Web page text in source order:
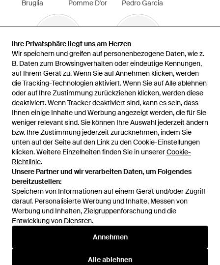
Ihre Privatsphäre liegt uns am Herzen
Wir speichern und greifen auf personenbezogene Daten, wie z.
B. Daten zum Browsingverhalten oder eindeutige Kennungen,
auf Ihrem Gerät zu. Wenn Sie auf Annehmen klicken, werden
die Tracking-Technologien aktiviert. Wenn Sie auf Alle ablehnen
oder auf Ihre Zustimmung zurückziehen klicken, werden diese
deaktiviert. Wenn Tracker deaktiviert sind, kann es sein, dass
Ihnen einige Inhalte und Werbung angezeigt werden, die für Sie
weniger relevant sind. Sie können Ihre Auswahl jederzeit ändern
bzw. Ihre Zustimmung jederzeit zurücknehmen, indem Sie
unten auf der Seite auf den Link zu den Cookie-Einstellungen
klicken. Weitere Einzelheiten finden Sie in unsererCookie-
Richtlinie.
Unsere Partner und wir verarbeiten Daten, um Folgendes
bereitzustellen:
Speichern von Informationen auf einem Gerät und/oder Zugriff
darauf. Personalisierte Werbung und Inhalte, Messen von
Werbung und Inhalten, Zielgruppenforschung und die
Entwicklung von Diensten.
Annehmen
Alle ablehnen
Ihre Privatsphäre liegt uns am Herzen
Wir speichern und greifen auf personenbezogene Daten, wie z.
B. Daten zum Browsingverhalten oder eindeutige Kennungen,
auf Ihrem Gerät zu. Wenn Sie auf Annehmen klicken, werden
die Tracking-Technologien aktiviert. Wenn Sie auf Alle ablehnen
oder auf Ihre Zustimmung zurückziehen klicken, werden diese
deaktiviert. Wenn Tracker deaktiviert sind, kann es sein, dass
Ihnen einige Inhalte und Werbung angezeigt werden, die für Sie
weniger relevant sind. Sie können Ihre Auswahl jederzeit ändern
bzw. Ihre Zustimmung jederzeit zurücknehmen, indem Sie
unten auf der Seite auf den Link zu den Cookie-Einstellungen
klicken. Weitere Einzelheiten finden Sie in unsererCookie-
Richtlinie.
Unsere Partner und wir verarbeiten Daten, um Folgendes
bereitzustellen:
Speichern von Informationen auf einem Gerät und/oder Zugriff
darauf. Personalisierte Werbung und Inhalte, Messen von
Werbung und Inhalten, Zielgruppenforschung und die
Entwicklung von Diensten.
Annehmen
Alle ablehnen
Bruglia Pomme D'or Pedro Garcia
J.A.P. JOSE ANTONIO PEREIRA Pedro Miralles
Zinda
Mehr anzeigen
International